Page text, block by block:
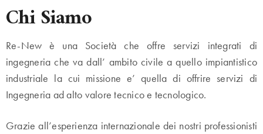
Chi Siamo
Re-New è una Società che offre servizi integrati di
ingegneria che va dall’ ambito civile a quello impiantistico
industriale la cui missione e’ quella di offrire servizi di
Ingegneria ad alto valore tecnico e tecnologico.
Grazie all’esperienza internazionale dei nostri professionisti